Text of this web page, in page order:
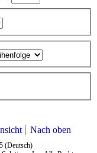
Nach oben
(Deutsch)